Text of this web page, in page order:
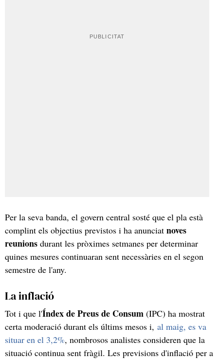
Per la seva banda, el govern central sosté que el pla està
complint els objectius previstos i ha anunciat noves
reunions durant les pròximes setmanes per determinar
quines mesures continuaran sent necessàries en el segon
semestre de l'any.
La inflació
Tot i que l'Índex de Preus de Consum (IPC) ha mostrat
certa moderació durant els últims mesos i, al maig, es va
situar en el 3,2%, nombrosos analistes consideren que la
situació continua sent fràgil. Les previsions d'inflació per a